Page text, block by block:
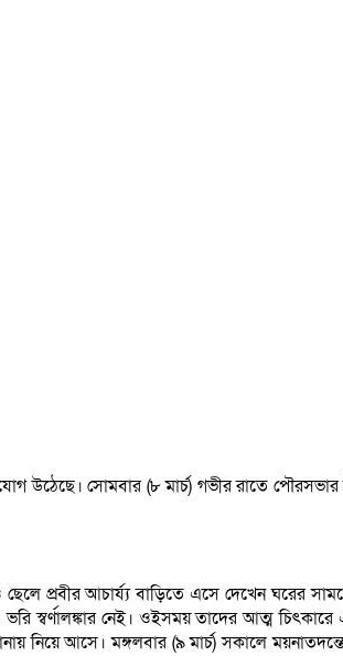
উঠেছে। সোমবার (৮ মার্চ) গভীর রাতে
ছেলে প্রবীর আচার্য্য বাড়িতে এসে দেখেন ঘরের
স্বর্ণালঙ্কার নেই। ওইসময় তাদের আত্ম
নিয়ে আসে। মঙ্গলবার (৯ মার্চ) সকালে